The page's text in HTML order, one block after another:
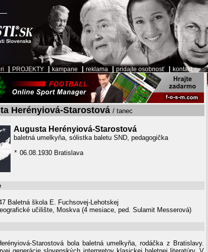
PROJEKTY kampane reklama pridajte osobnosť kontakt
Herényiová-Starostová / tanec
Augusta Herényiová-Starostová
baletná umelkyňa, sólistka baletu SND, pedagogička
* 06.08.1930 Bratislava
Baletná škola E. Fuchsovej-Lehotskej
učilište, Moskva (4 mesiace, ped. Sulamit Messerová)
Starostová bola baletná umelkyňa, rodáčka z Bratislavy.